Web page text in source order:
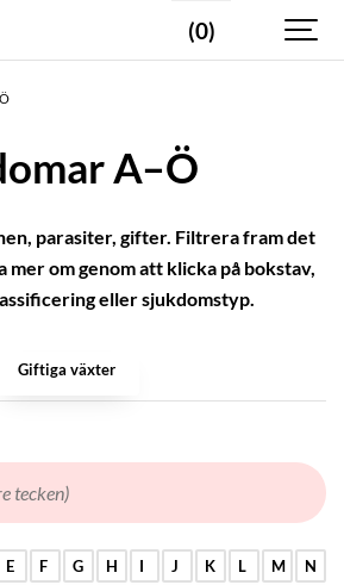
(0)
A–Ö
parasiter, gifter. Filtrera fram det
mer om genom att klicka på bokstav,
eller sjukdomstyp.
Giftiga växter
E F G H I J K L M
N